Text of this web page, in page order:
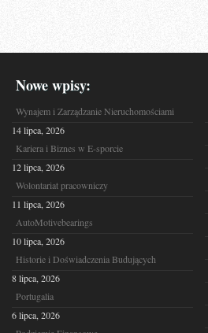
Nowe wpisy:
Wynajem i Zarządzanie Nieruchomościami
14 lipca, 2026
Kariera i Biznes w E-sporcie
12 lipca, 2026
Wolontariat pracowniczy
11 lipca, 2026
AutoMotivebearings
10 lipca, 2026
Historie i Doświadczenia Budujących
8 lipca, 2026
Portugalia
6 lipca, 2026